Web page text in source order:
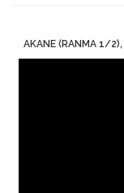
AKANE (RANMA 1/